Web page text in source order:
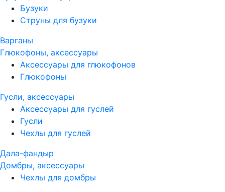
Бузуки
Струны для бузуки
Варганы
Глюкофоны, аксессуары
Аксессуары для глюкофонов
Глюкофоны
Гусли, аксессуары
Аксессуары для гуслей
Гусли
Чехлы для гуслей
Дала-фандыр
Домбры, аксессуары
Чехлы для домбры